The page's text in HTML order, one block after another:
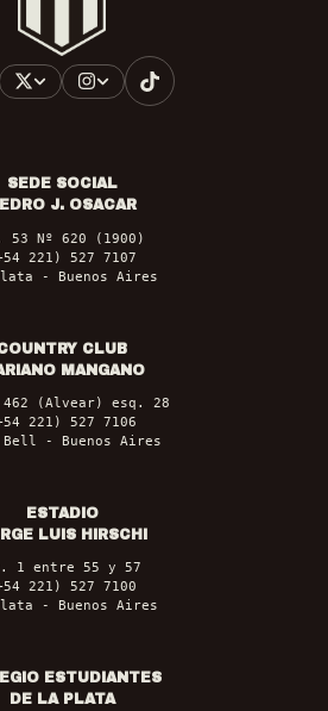
SEDE SOCIAL
J. OSACAR
53 Nº 620 (1900)
221) 527 7107
- Buenos Aires
CLUB
MANGANO
(Alvear) esq. 28
221) 527 7106
- Buenos Aires
ESTADIO
LUIS HIRSCHI
1 entre 55 y 57
221) 527 7100
- Buenos Aires
ESTUDIANTES
DE LA PLATA